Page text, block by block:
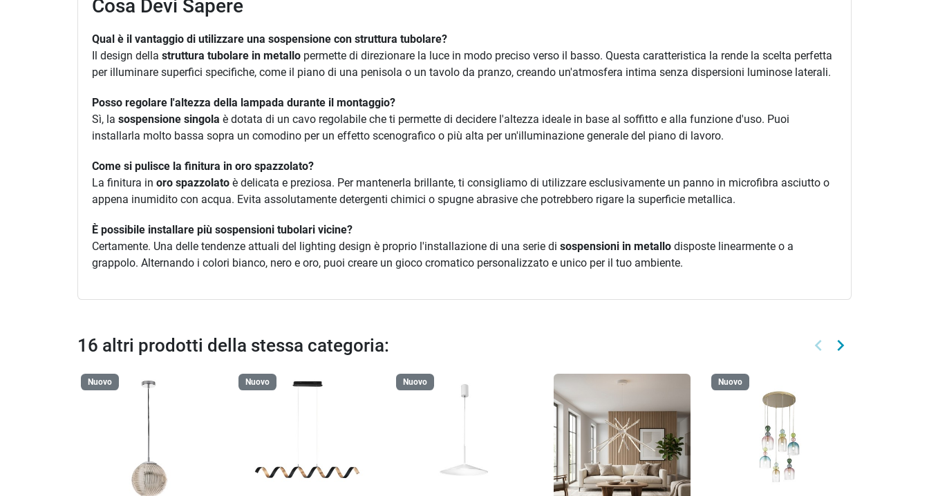
Cosa Devi Sapere
Qual è il vantaggio di utilizzare una sospensione con struttura tubolare?
Il design della struttura tubolare in metallo permette di direzionare la luce in modo preciso verso il basso. Questa caratteristica la rende la scelta perfetta
per illuminare superfici specifiche, come il piano di una penisola o un tavolo da pranzo, creando un'atmosfera intima senza dispersioni luminose laterali.
Posso regolare l'altezza della lampada durante il montaggio?
Sì, la sospensione singola è dotata di un cavo regolabile che ti permette di decidere l'altezza ideale in base al soffitto e alla funzione d'uso. Puoi
installarla molto bassa sopra un comodino per un effetto scenografico o più alta per un'illuminazione generale del piano di lavoro.
Come si pulisce la finitura in oro spazzolato?
La finitura in oro spazzolato è delicata e preziosa. Per mantenerla brillante, ti consigliamo di utilizzare esclusivamente un panno in microfibra asciutto o
appena inumidito con acqua. Evita assolutamente detergenti chimici o spugne abrasive che potrebbero rigare la superficie metallica.
È possibile installare più sospensioni tubolari vicine?
Certamente. Una delle tendenze attuali del lighting design è proprio l'installazione di una serie di sospensioni in metallo disposte linearmente o a
grappolo. Alternando i colori bianco, nero e oro, puoi creare un gioco cromatico personalizzato e unico per il tuo ambiente.
16 altri prodotti della stessa categoria: Precedente
keyboard_arrow_left Successivo
keyboard_arrow_right
Nuovo Nuovo Nuovo Nuovo